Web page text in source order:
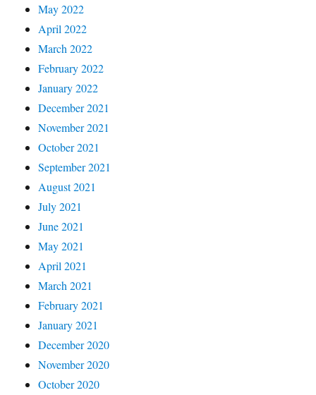
May 2022
April 2022
March 2022
February 2022
January 2022
December 2021
November 2021
October 2021
September 2021
August 2021
July 2021
June 2021
May 2021
April 2021
March 2021
February 2021
January 2021
December 2020
November 2020
October 2020